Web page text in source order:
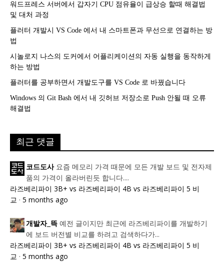
워드프레스 서버에서 갑자기 CPU 점유율이 급상승 할때 해결법
및 대처 과정
플러터 개발시 VS Code 에서 내 스마트폰과 무선으로 연결하는 방
법
시놀로지 나스의 도커에서 어플리케이션의 자동 실행을 동작하게
하는 방법
플러터를 공부하면서 개발도구를 VS Code 로 바꿨습니다
Windows 의 Git Bash 에서 내 깃허브 저장소로 Push 안될 때 오류
해결법
최근 댓글
코드도사 요즘 메모리 가격 때문에 모든 개발 보드 및 전자제
품의 가격이 올라버린듯 합니다....
라즈베리파이 3B+ vs 라즈베리파이 4B vs 라즈베리파이 5 비
교 · 5 months ago
개발자_뜩 예전 글이지만 최근에 라즈베리파이를 개발하기
에 보드 버전별 비교를 하려고 검색하다가...
라즈베리파이 3B+ vs 라즈베리파이 4B vs 라즈베리파이 5 비
교 · 5 months ago